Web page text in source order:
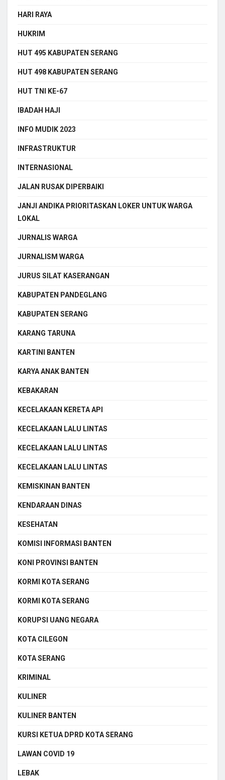
HARI RAYA
HUKRIM
HUT 495 KABUPATEN SERANG
HUT 498 KABUPATEN SERANG
HUT TNI KE-67
IBADAH HAJI
INFO MUDIK 2023
INFRASTRUKTUR
INTERNASIONAL
JALAN RUSAK DIPERBAIKI
JANJI ANDIKA PRIORITASKAN LOKER UNTUK WARGA
LOKAL
JURNALIS WARGA
JURNALISM WARGA
JURUS SILAT KASERANGAN
KABUPATEN PANDEGLANG
KABUPATEN SERANG
KARANG TARUNA
KARTINI BANTEN
KARYA ANAK BANTEN
KEBAKARAN
KECELAKAAN KERETA API
KECELAKAAN LALU LINTAS
KECELAKAAN LALU LINTAS
KECELAKAAN LALU LINTAS
KEMISKINAN BANTEN
KENDARAAN DINAS
KESEHATAN
KOMISI INFORMASI BANTEN
KONI PROVINSI BANTEN
KORMI KOTA SERANG
KORMI KOTA SERANG
KORUPSI UANG NEGARA
KOTA CILEGON
KOTA SERANG
KRIMINAL
KULINER
KULINER BANTEN
KURSI KETUA DPRD KOTA SERANG
LAWAN COVID 19
LEBAK